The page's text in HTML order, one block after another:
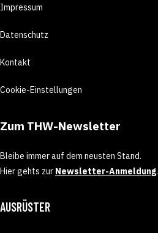
Impressum
Datenschutz
Kontakt
Cookie-Einstellungen
Zum THW-Newsletter
Bleibe immer auf dem neusten Stand.
Hier gehts zur Newsletter-Anmeldung.
AUSRÜSTER